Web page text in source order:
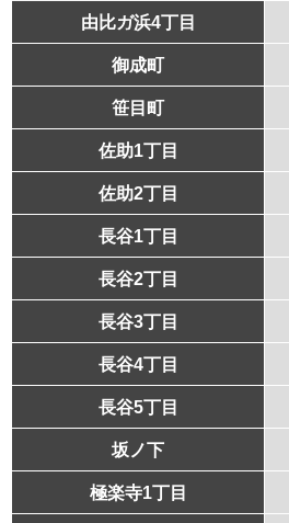
由比ガ浜4丁目
御成町
笹目町
佐助1丁目
佐助2丁目
長谷1丁目
長谷2丁目
長谷3丁目
長谷4丁目
長谷5丁目
坂ノ下
極楽寺1丁目